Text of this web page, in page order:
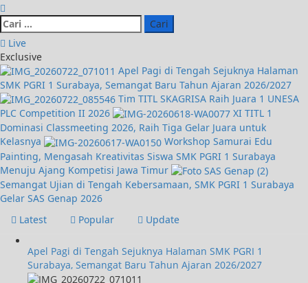
Live
Exclusive
Apel Pagi di Tengah Sejuknya Halaman
SMK PGRI 1 Surabaya, Semangat Baru Tahun Ajaran 2026/2027
Tim TITL SKAGRISA Raih Juara 1 UNESA
PLC Competition II 2026
XI TITL 1
Dominasi Classmeeting 2026, Raih Tiga Gelar Juara untuk
Kelasnya
Workshop Samurai Edu
Painting, Mengasah Kreativitas Siswa SMK PGRI 1 Surabaya
Menuju Ajang Kompetisi Jawa Timur
Semangat Ujian di Tengah Kebersamaan, SMK PGRI 1 Surabaya
Gelar SAS Genap 2026
Latest
Popular Update
Apel Pagi di Tengah Sejuknya Halaman SMK PGRI 1
Surabaya, Semangat Baru Tahun Ajaran 2026/2027